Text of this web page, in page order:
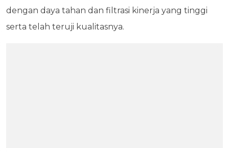
dengan daya tahan dan filtrasi kinerja yang tinggi
serta telah teruji kualitasnya.